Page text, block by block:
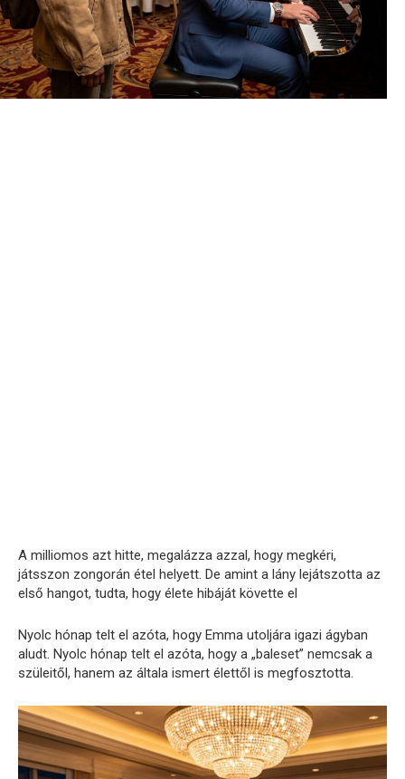
A milliomos azt hitte, megalázza azzal, hogy megkéri,
játsszon zongorán étel helyett. De amint a lány lejátszotta az
első hangot, tudta, hogy élete hibáját követte el
Nyolc hónap telt el azóta, hogy Emma utoljára igazi ágyban
aludt. Nyolc hónap telt el azóta, hogy a „baleset” nemcsak a
szüleitől, hanem az általa ismert élettől is megfosztotta.